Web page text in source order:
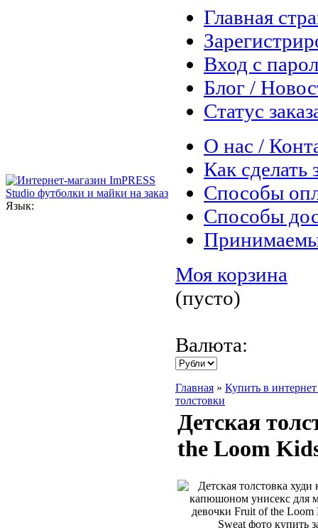
Язык:
Главная
Вход с
Блог /
Статус
О нас /
Как сделать
Способы
Способы
Моя корзина
(пусто)
Валюта:
Главная » Купить в
толстовки
Детская
the Loom